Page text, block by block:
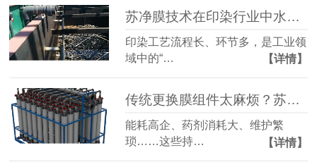
苏净膜技术在印染行业中水回用的应用
印染工艺流程长、环节多，是工业领
域中的“…
【详情】
传统更换膜组件太麻烦？苏净双压膜只需要换膜芯！
能耗高企、药剂消耗大、维护繁
琐……这些持…
【详情】